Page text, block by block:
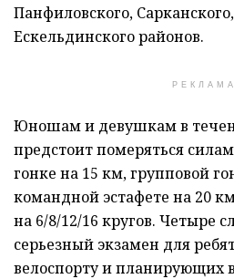
Панфиловского,
Ескельдинского районов.
РЕКЛАМА
Юношам и девушкам в
предстоит померяться
гонке на 15 км, групповой
командной эстафете на 20
на 6/8/12/16 кругов. Четыре
серьезный экзамен для
велоспорту и планирующих